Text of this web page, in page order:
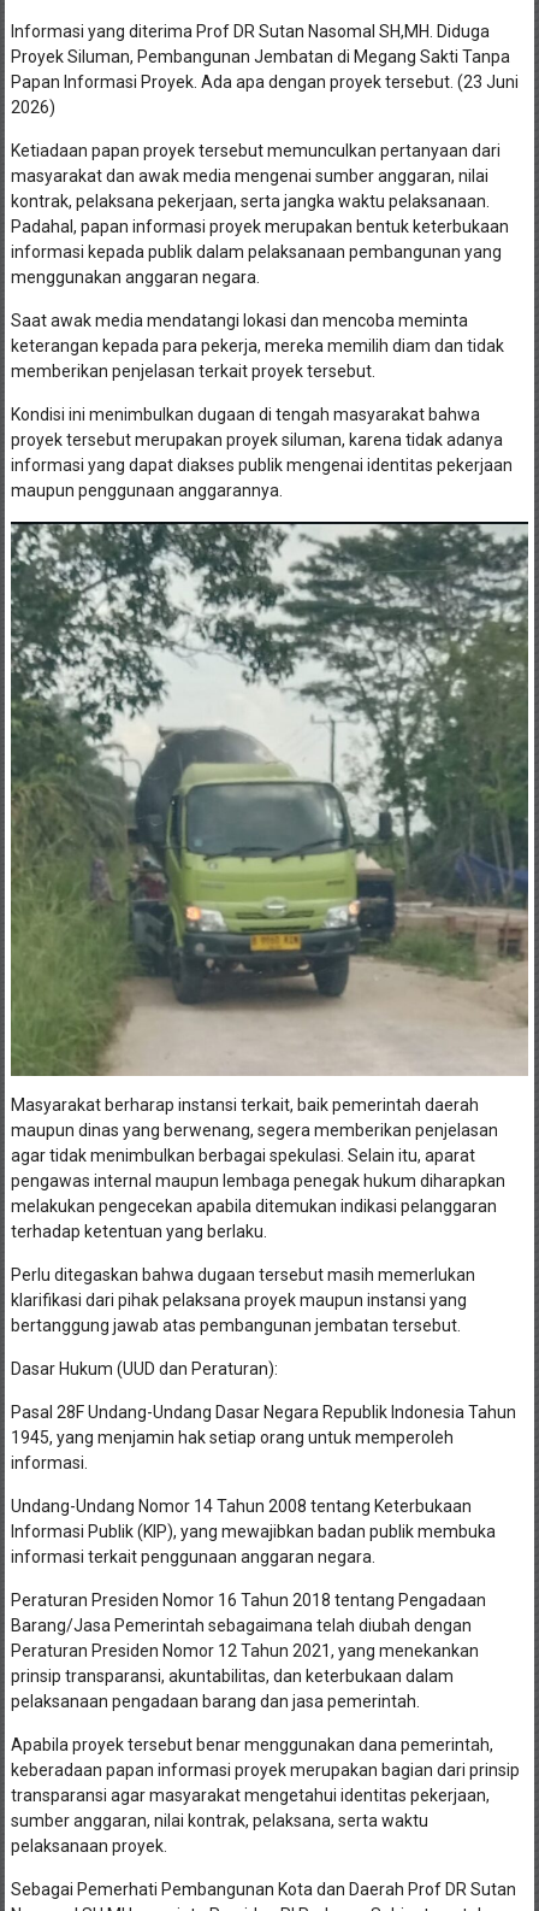
Informasi yang diterima Prof DR Sutan Nasomal SH,MH. Diduga
Proyek Siluman, Pembangunan Jembatan di Megang Sakti Tanpa
Papan Informasi Proyek. Ada apa dengan proyek tersebut. (23 Juni
2026)
Ketiadaan papan proyek tersebut memunculkan pertanyaan dari
masyarakat dan awak media mengenai sumber anggaran, nilai
kontrak, pelaksana pekerjaan, serta jangka waktu pelaksanaan.
Padahal, papan informasi proyek merupakan bentuk keterbukaan
informasi kepada publik dalam pelaksanaan pembangunan yang
menggunakan anggaran negara.
Saat awak media mendatangi lokasi dan mencoba meminta
keterangan kepada para pekerja, mereka memilih diam dan tidak
memberikan penjelasan terkait proyek tersebut.
Kondisi ini menimbulkan dugaan di tengah masyarakat bahwa
proyek tersebut merupakan proyek siluman, karena tidak adanya
informasi yang dapat diakses publik mengenai identitas pekerjaan
maupun penggunaan anggarannya.
Masyarakat berharap instansi terkait, baik pemerintah daerah
maupun dinas yang berwenang, segera memberikan penjelasan
agar tidak menimbulkan berbagai spekulasi. Selain itu, aparat
pengawas internal maupun lembaga penegak hukum diharapkan
melakukan pengecekan apabila ditemukan indikasi pelanggaran
terhadap ketentuan yang berlaku.
Perlu ditegaskan bahwa dugaan tersebut masih memerlukan
klarifikasi dari pihak pelaksana proyek maupun instansi yang
bertanggung jawab atas pembangunan jembatan tersebut.
Dasar Hukum (UUD dan Peraturan):
Pasal 28F Undang-Undang Dasar Negara Republik Indonesia Tahun
1945, yang menjamin hak setiap orang untuk memperoleh
informasi.
Undang-Undang Nomor 14 Tahun 2008 tentang Keterbukaan
Informasi Publik (KIP), yang mewajibkan badan publik membuka
informasi terkait penggunaan anggaran negara.
Peraturan Presiden Nomor 16 Tahun 2018 tentang Pengadaan
Barang/Jasa Pemerintah sebagaimana telah diubah dengan
Peraturan Presiden Nomor 12 Tahun 2021, yang menekankan
prinsip transparansi, akuntabilitas, dan keterbukaan dalam
pelaksanaan pengadaan barang dan jasa pemerintah.
Apabila proyek tersebut benar menggunakan dana pemerintah,
keberadaan papan informasi proyek merupakan bagian dari prinsip
transparansi agar masyarakat mengetahui identitas pekerjaan,
sumber anggaran, nilai kontrak, pelaksana, serta waktu
pelaksanaan proyek.
Sebagai Pemerhati Pembangunan Kota dan Daerah Prof DR Sutan